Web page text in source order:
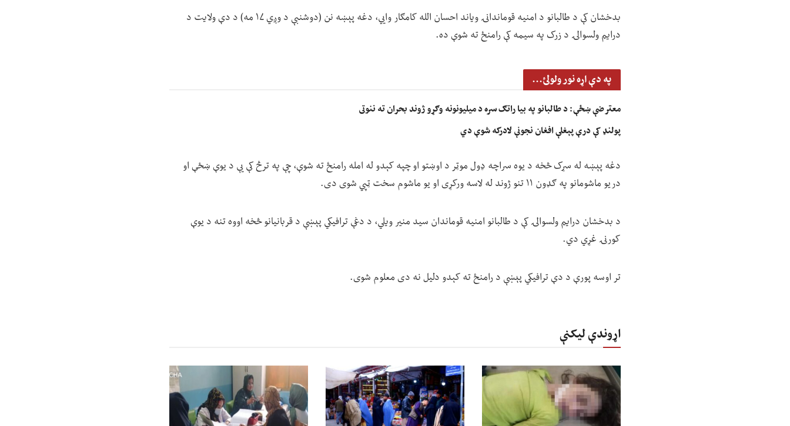
بدخشان کې د طالبانو د امنیه قوماندانۍ ویاند احسان الله کامګار وايي، دغه پېښه نن (دوشنبې د وږي ۱۷ مه) د دې ولایت د
درایم ولسوالۍ د زرک په سیمه کې رامنځ ته شوې ده.
په دې اړه نور ولولئ...
معترضې ښځې: د طالبانو په بیا راتګ سره د میلیونونه وګړو ژوند بحران ته ننوتی
پولنډ کې درې پېغلې افغان نجونې لادرکه شوې دي
دغه پېښه له سړک څخه د یوه سراچه ډول موټر د اوښتو او چپه کېدو له امله رامنځ ته شوې، چې په ترڅ کې یې د یوې ښځې او
دریو ماشومانو په ګډون ۱۱ تنو ژوند له لاسه ورکړی او یو ماشوم سخت ټپي شوی دی.
د بدخشان درایم ولسوالۍ کې د طالبانو امنیه قوماندان سید منیر ویلي، د دغې ترافیکي پېښې د قربانیانو څخه اووه تنه د یوې
کورنۍ غړي دي.
تر اوسه پورې د دې ترافيکي پېښې د رامنځ ته کېدو دلیل نه دی معلوم شوی.
اړوندې لیکنې